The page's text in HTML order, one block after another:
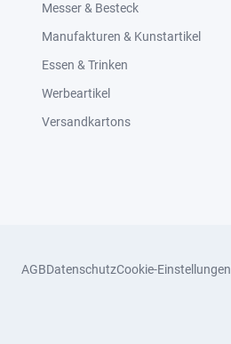
Messer & Besteck
Manufakturen & Kunstartikel
Essen & Trinken
Werbeartikel
Versandkartons
AGBDatenschutzCookie-Einstellungen